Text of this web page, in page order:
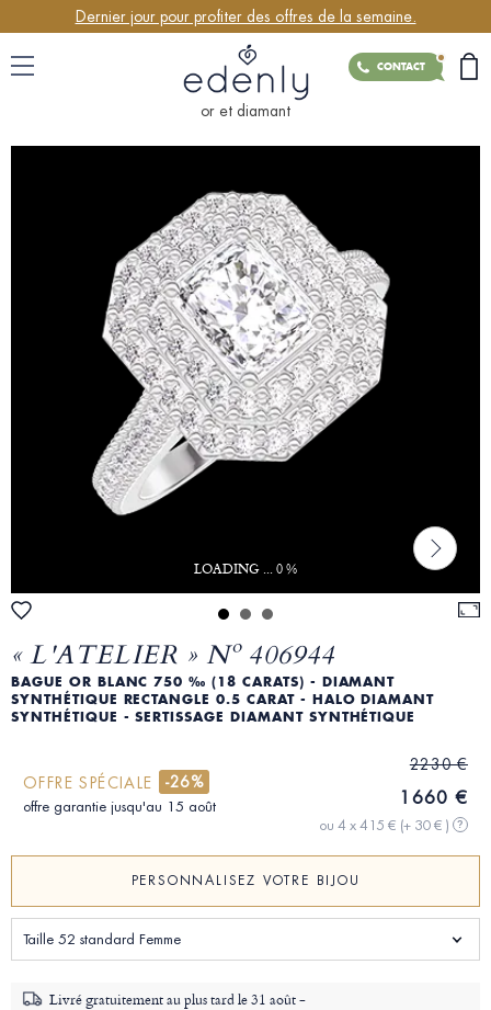
Dernier jour pour profiter des offres de la semaine.
CONTACT
or et diamant
LOADING ... 0 %
« L'ATELIER » Nº 406944
BAGUE OR BLANC 750 ‰ (18 CARATS) - DIAMANT
SYNTHÉTIQUE RECTANGLE 0.5 CARAT - HALO DIAMANT
SYNTHÉTIQUE - SERTISSAGE DIAMANT SYNTHÉTIQUE
OFFRE SPÉCIALE -26%
offre garantie jusqu'au 15 août
2230 €
1660 €
ou 4 x 415 € (+ 30 € ) ?
PERSONNALISEZ VOTRE BIJOU
Taille 52 standard Femme
Livré gratuitement au plus tard le31 août -